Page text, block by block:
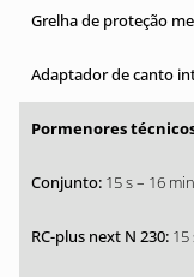
15 s – 16
15